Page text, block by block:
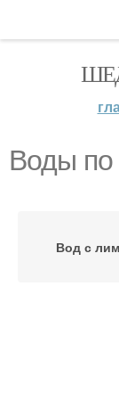
Воды по
Вод с